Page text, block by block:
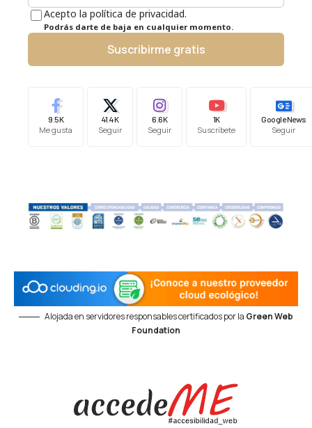
Acepto la política de privacidad.
Podrás darte de baja en cualquier momento.
Suscribirme gratis
9.5K
Me gusta
41.4K
Seguir
6.6K
Seguir
1K
Suscríbete
Google News
Seguir
Alojada en servidores responsables certificados por la Green Web
Foundation